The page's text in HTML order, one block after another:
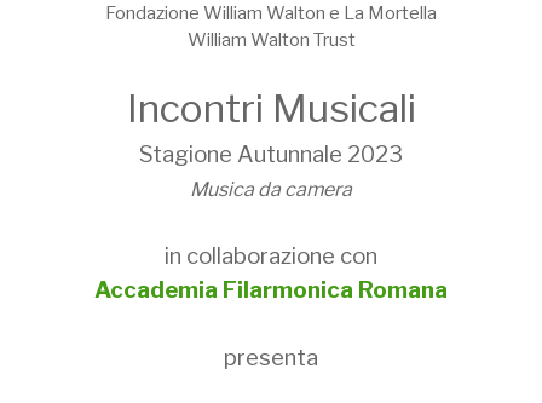
Fondazione William Walton e La Mortella
William Walton Trust
Incontri Musicali
Stagione Autunnale 2023
Musica da camera
in collaborazione con
Accademia Filarmonica Romana
presenta